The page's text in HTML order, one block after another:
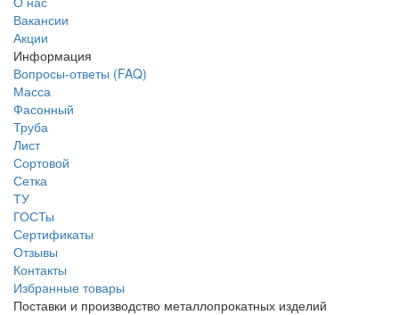
Вакансии
Акции
Информация
Вопросы-ответы (FAQ)
Масса
Фасонный
Труба
Лист
Сортовой
Сетка
ТУ
ГОСТы
Сертификаты
Отзывы
Контакты
Избранные товары
Поставки и производство металлопрокатных изделий